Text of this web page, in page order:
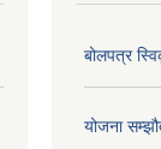
बोलपत्र
योजना